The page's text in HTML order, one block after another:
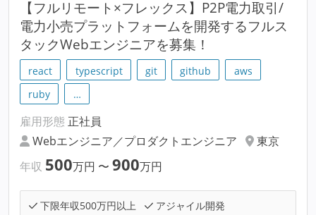
【フルリモート×フレックス】P2P電⼒取引/
電⼒小売プラットフォームを開発するフルス
タックWebエンジニアを募集！
react typescript git github
aws
ruby
…
雇用形態 正社員
Webエンジニア／プロダクトエンジニア
東京
年収 500万円 〜 900万円
下限年収500万円以上
アジャイル開発